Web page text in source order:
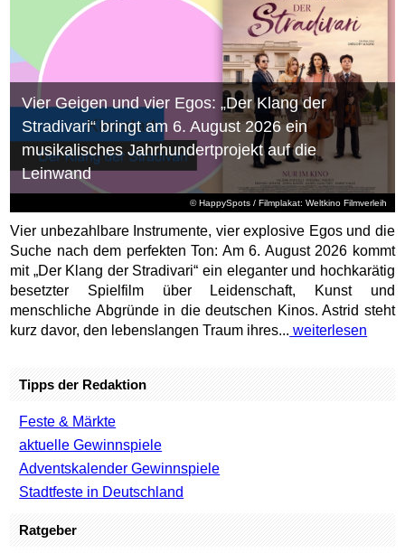
© HappySpots / Filmplakat: Weltkino Filmverleih
Vier Geigen und vier Egos: „Der Klang der
Stradivari“ bringt am 6. August 2026 ein
musikalisches Jahrhundertprojekt auf die
Leinwand
Vier unbezahlbare Instrumente, vier explosive Egos und die
Suche nach dem perfekten Ton: Am 6. August 2026 kommt
mit „Der Klang der Stradivari“ ein eleganter und hochkarätig
besetzter Spielfilm über Leidenschaft, Kunst und
menschliche Abgründe in die deutschen Kinos. Astrid steht
kurz davor, den lebenslangen Traum ihres... weiterlesen
Tipps der Redaktion
Feste & Märkte
aktuelle Gewinnspiele
Adventskalender Gewinnspiele
Stadtfeste in Deutschland
Ratgeber